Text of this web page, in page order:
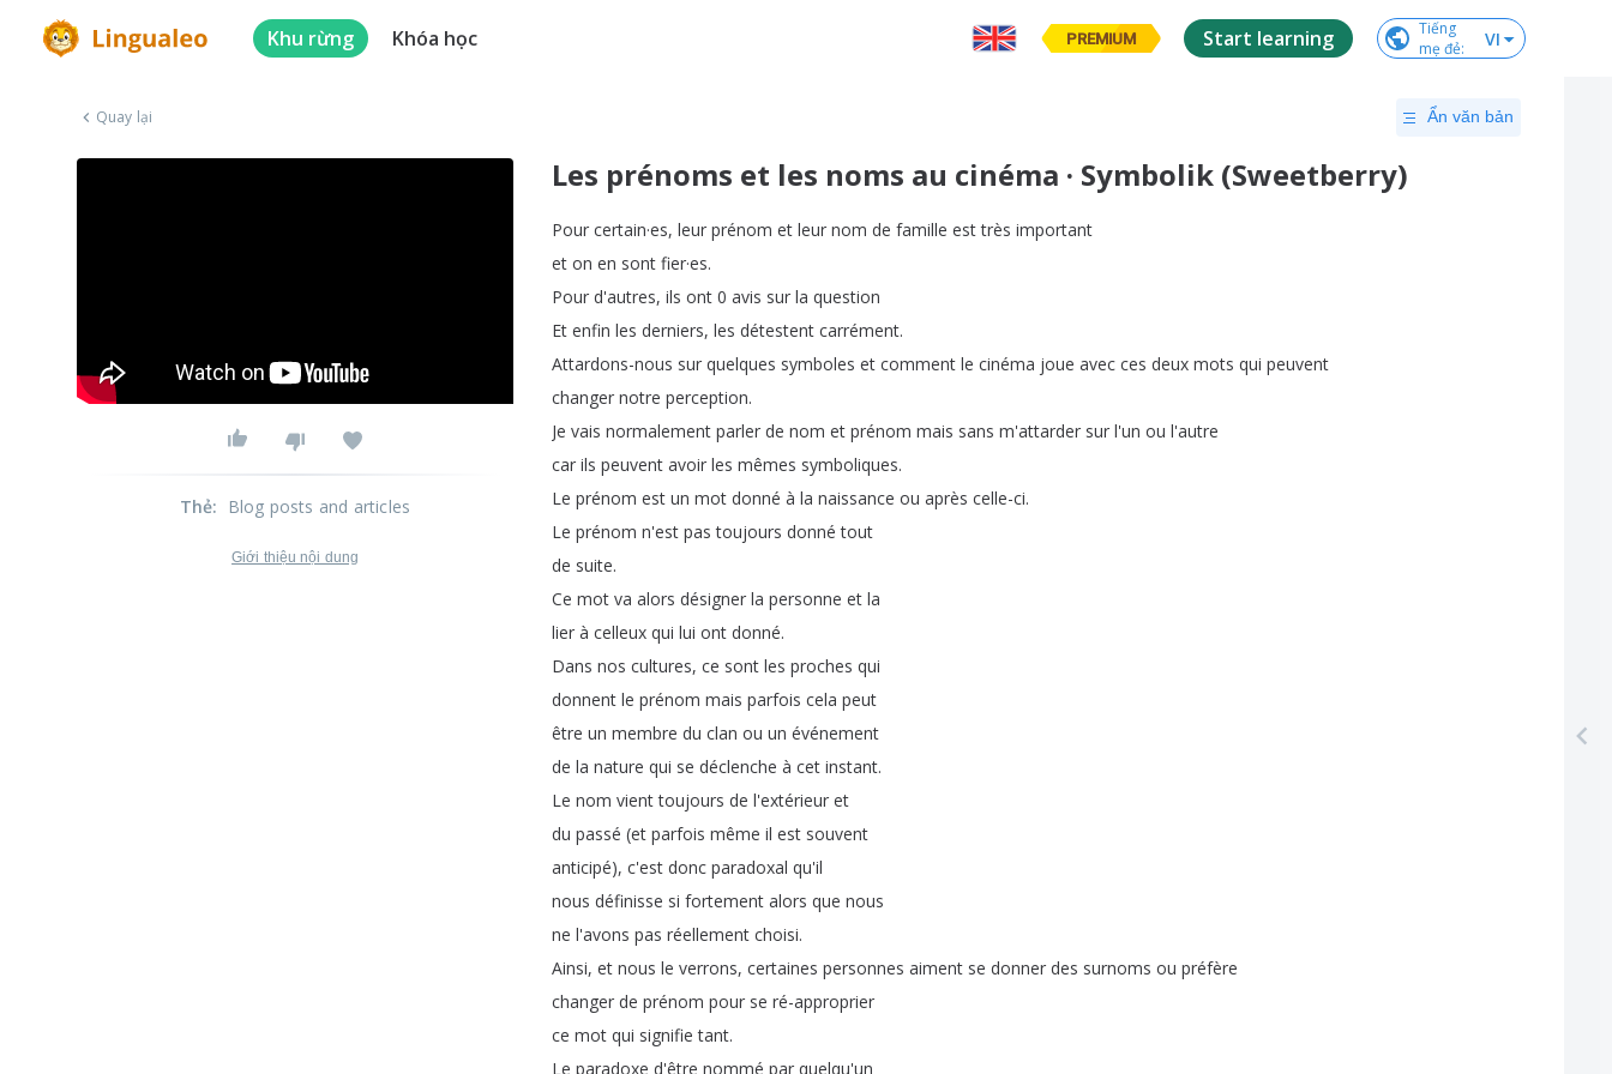
Khu rừng Khóa học PREMIUM Start learning
Tiếng
mẹ đẻ: VI
Quay lại Ẩn văn bản
Les prénoms et les noms au cinéma · Symbolik (Sweetberry)
Pour certain·es, leur prénom et leur nom de famille est très important
et on en sont fier·es.
Pour d'autres, ils ont 0 avis sur la question
Et enfin les derniers, les détestent carrément.
Attardons-nous sur quelques symboles et comment le cinéma joue avec ces deux mots qui peuvent
changer notre perception.
Je vais normalement parler de nom et prénom mais sans m'attarder sur l'un ou l'autre
car ils peuvent avoir les mêmes symboliques.
Le prénom est un mot donné à la naissance ou après celle-ci.
Le prénom n'est pas toujours donné tout
de suite.
Ce mot va alors désigner la personne et la
lier à celleux qui lui ont donné.
Dans nos cultures, ce sont les proches qui
donnent le prénom mais parfois cela peut
être un membre du clan ou un événement
de la nature qui se déclenche à cet instant.
Le nom vient toujours de l'extérieur et
du passé (et parfois même il est souvent
anticipé), c'est donc paradoxal qu'il
nous définisse si fortement alors que nous
ne l'avons pas réellement choisi.
Ainsi, et nous le verrons, certaines personnes aiment se donner des surnoms ou préfère
changer de prénom pour se ré-approprier
ce mot qui signifie tant.
Le paradoxe d'être nommé par quelqu'un
Thẻ: Blog posts and articles
Giới thiệu nội dung